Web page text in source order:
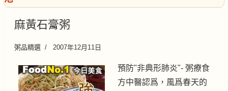
麻黃石膏粥
粥品精選 2007年12月11日
預防"非典形肺炎"- 粥療食
方中醫認爲，風爲春天的